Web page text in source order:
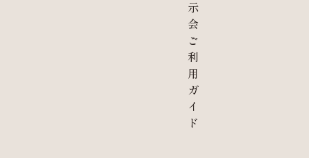
示
会
ご
利
用
ガ
イ
ド